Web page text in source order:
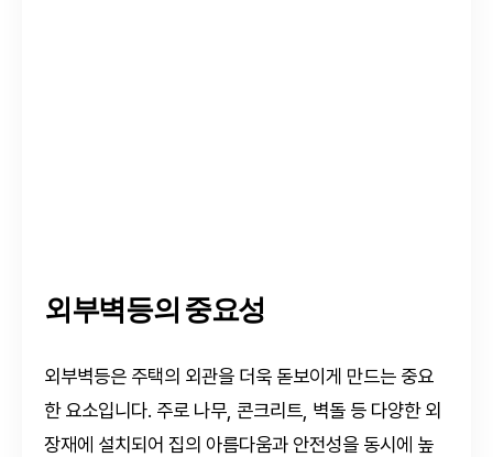
외부벽등의 중요성
외부벽등은 주택의 외관을 더욱 돋보이게 만드는 중요
한 요소입니다. 주로 나무, 콘크리트, 벽돌 등 다양한 외
장재에 설치되어 집의 아름다움과 안전성을 동시에 높